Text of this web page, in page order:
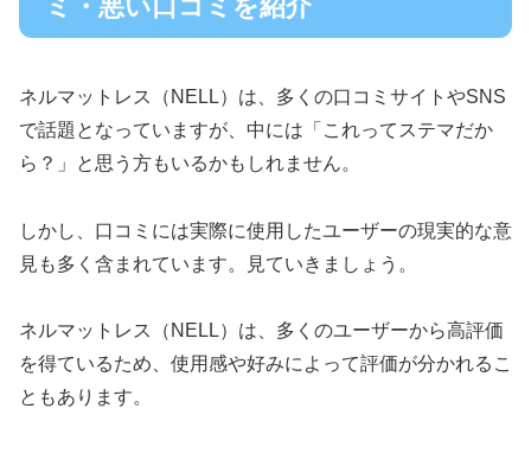
ミ・悪い口コミを紹介
ネルマットレス（NELL）は、多くの口コミサイトやSNS
で話題となっていますが、中には「これってステマだか
ら？」と思う方もいるかもしれません。
しかし、口コミには実際に使用したユーザーの現実的な意
見も多く含まれています。見ていきましょう。
ネルマットレス（NELL）は、多くのユーザーから高評価
を得ているため、使用感や好みによって評価が分かれるこ
ともあります。